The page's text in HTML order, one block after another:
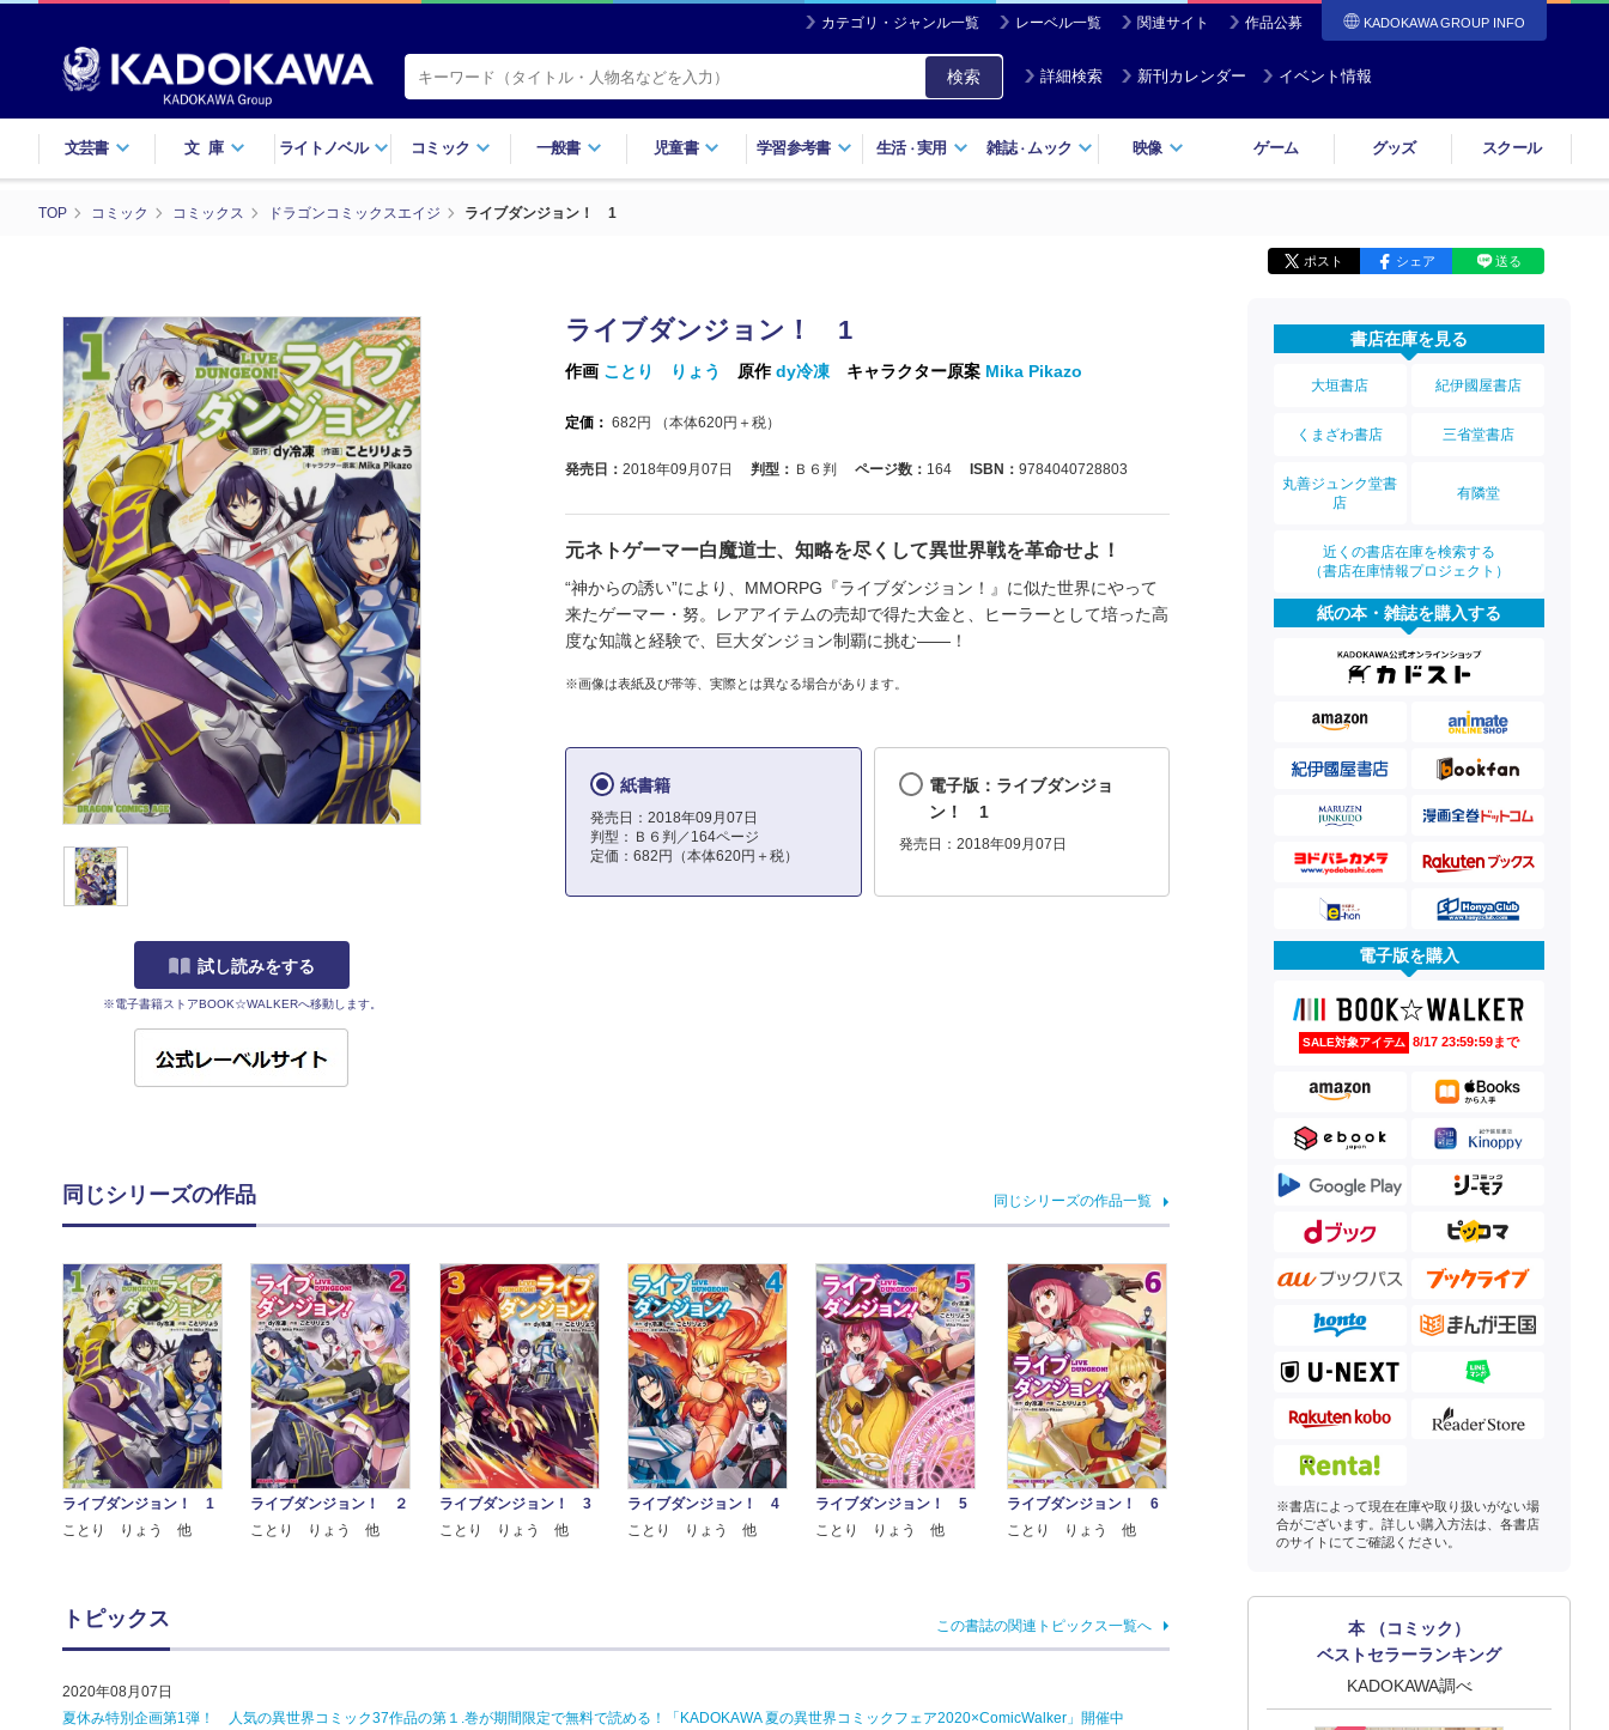
カテゴリ・ジャンル一覧 レーベル一覧 関連サイト 作品公募 KADOKAWA GROUP INFO
検索 詳細検索 新刊カレンダー イベント情報
文芸書 文庫 ライトノベル コミック 一般書 児童書 学習参考書 生活・実用 雑誌・ ムック 映像 ゲーム グッズ スクール
TOP コミック コミックス ドラゴンコミックスエイジ ライブダンジョン！ 1
ポスト シェア 送る
試し読みをする
※電子書籍ストアBOOK☆WALKERへ移動します。
ライブダンジョン！ 1
作画 ことり りょう 原作dy冷凍 キャラクター原案 Mika Pikazo
定価： 682 円 （本体620円＋税）
発売日： 2018年09月07日 判型： Ｂ６判 ページ数： 164 ISBN： 9784040728803
元ネトゲーマー白魔道士、知略を尽くして異世界戦を革命せよ！
“神からの誘い”により、MMORPG『ライブダンジョン！』に似た世界にやって
来たゲーマー・努。レアアイテムの売却で得た大金と、ヒーラーとして培った高
度な知識と経験で、巨大ダンジョン制覇に挑む――！
※画像は表紙及び帯等、実際とは異なる場合があります。
紙書籍
発売日：2018年09月07日
判型：Ｂ６判／164ページ
定価：682円（本体620円＋税）
電子版：ライブダンジョ
ン！ 1
発売日：2018年09月07日
同じシリーズの作品 同じシリーズの作品一覧
ライブダンジョン！ 1
ことり りょう 他
ライブダンジョン！ ２
ことり りょう 他
ライブダンジョン！ 3
ことり りょう 他
ライブダンジョン！ 4
ことり りょう 他
ライブダンジョン！ 5
ことり りょう 他
ライブダンジョン！ 6
ことり りょう 他
トピックス この書誌の関連トピックス一覧へ
2020年08月07日
夏休み特別企画第1弾！ 人気の異世界コミック37作品の第１.巻が期間限定で無料で読める！「KADOKAWA 夏の異世界コミックフェア2020×ComicWalker」開催中
書店在庫を見る
大垣書店 紀伊國屋書店
くまざわ書店 三省堂書店
丸善ジュンク堂書
店
有隣堂
近くの書店在庫を検索する
（書店在庫情報プロジェクト）
紙の本・雑誌を購入する
電子版を購入
SALE対象アイテム 8/17 23:59:59まで
※書店によって現在在庫や取り扱いがない場
合がございます。詳しい購入方法は、各書店
のサイトにてご確認ください。
本 （コミック）
ベストセラーランキング
KADOKAWA調べ